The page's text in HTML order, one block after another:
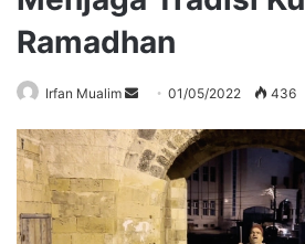
Ramadhan
Irfan Mualim
Send
email
01/05/2022 436